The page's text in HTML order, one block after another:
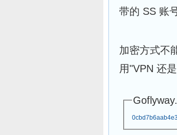
带的 SS 账
加密方式不
用"VPN 还